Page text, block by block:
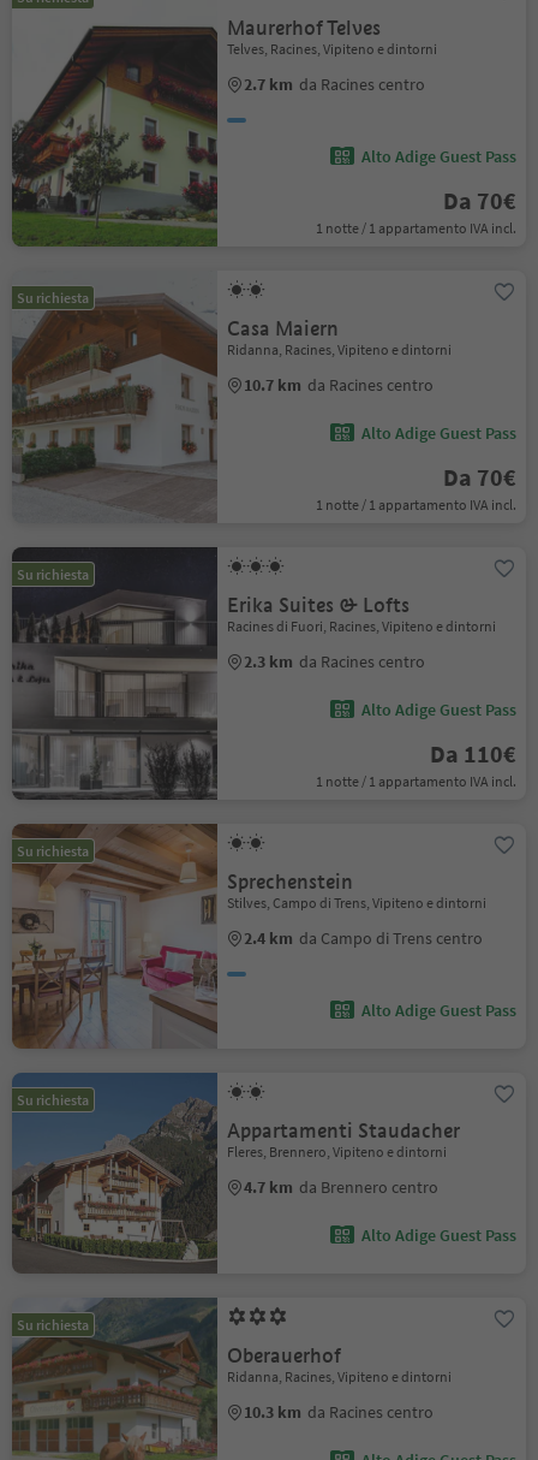
Maurerhof Telves
Telves, Racines, Vipiteno e dintorni
2.7 km da Racines centro
Alto Adige Guest Pass
Da 70€
1 notte / 1 appartamento IVA incl.
Su richiesta
Casa Maiern
Ridanna, Racines, Vipiteno e dintorni
10.7 km da Racines centro
Alto Adige Guest Pass
Da 70€
1 notte / 1 appartamento IVA incl.
Su richiesta
Erika Suites & Lofts
Racines di Fuori, Racines, Vipiteno e dintorni
2.3 km da Racines centro
Alto Adige Guest Pass
Da 110€
1 notte / 1 appartamento IVA incl.
Su richiesta
Sprechenstein
Stilves, Campo di Trens, Vipiteno e dintorni
2.4 km da Campo di Trens centro
Alto Adige Guest Pass
Su richiesta
Appartamenti Staudacher
Fleres, Brennero, Vipiteno e dintorni
4.7 km da Brennero centro
Alto Adige Guest Pass
Su richiesta
Oberauerhof
Ridanna, Racines, Vipiteno e dintorni
10.3 km da Racines centro